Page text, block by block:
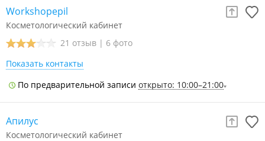
Workshopepil
Косметологический кабинет
21 отзыв | 6 фото
Показать контакты
По предварительной записи открыто: 10:00–21:00
Апилус
Косметологический кабинет